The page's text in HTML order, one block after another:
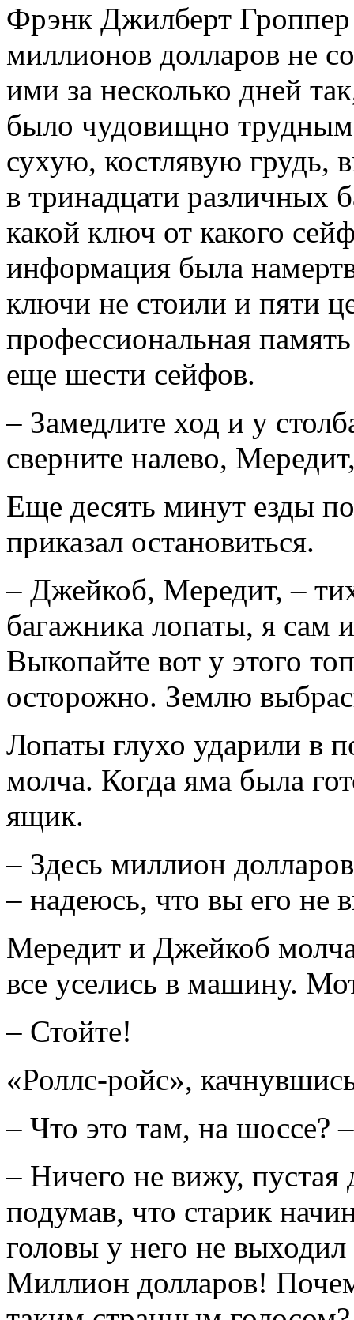
Фрэнк Джилберт
миллионов долларов не
ими за несколько дней
было чудовищно
сухую, костлявую грудь,
в тринадцати различных
какой ключ от какого
информация была
ключи не стоили и пяти
профессиональная
еще шести сейфов.
– Замедлите ход и у
сверните налево,
Еще десять минут езды
приказал остановиться.
– Джейкоб, Мередит, –
багажника лопаты, я сам
Выкопайте вот у этого
осторожно. Землю
Лопаты глухо ударили в
молча. Когда яма была
ящик.
– Здесь миллион
– надеюсь, что вы его не
Мередит и Джейкоб
все уселись в машину.
– Стойте!
«Роллс-ройс»,
– Что это там, на шоссе?
– Ничего не вижу, пустая
подумав, что старик
головы у него не
Миллион долларов!